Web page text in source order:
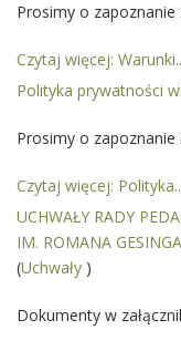
Prosimy o zapoznanie
Czytaj więcej:
Polityka prywatności
Prosimy o
Czytaj więcej:
UCHWAŁY RADY
IM. ROMANA
(Uchwały )
Dokumenty w